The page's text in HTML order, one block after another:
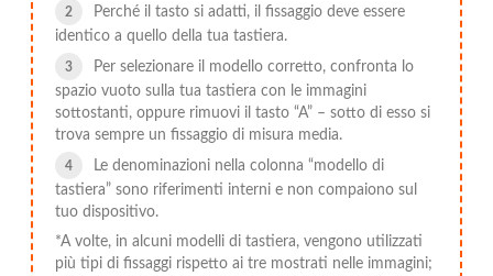
Perché il tasto si adatti, il fissaggio deve essere
identico a quello della tua tastiera.
Per selezionare il modello corretto, confronta lo
spazio vuoto sulla tua tastiera con le immagini
sottostanti, oppure rimuovi il tasto “A” – sotto di esso si
trova sempre un fissaggio di misura media.
Le denominazioni nella colonna “modello di
tastiera” sono riferimenti interni e non compaiono sul
tuo dispositivo.
*A volte, in alcuni modelli di tastiera, vengono utilizzati
più tipi di fissaggi rispetto ai tre mostrati nelle immagini;